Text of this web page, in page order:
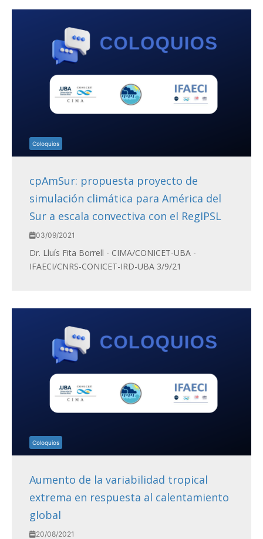
Coloquios
cpAmSur: propuesta proyecto de
simulación climática para América del
Sur a escala convectiva con el RegIPSL
03/09/2021
Dr. Lluís Fita Borrell - CIMA/CONICET-UBA -
IFAECI/CNRS-CONICET-IRD-UBA 3/9/21
Coloquios
Aumento de la variabilidad tropical
extrema en respuesta al calentamiento
global
20/08/2021